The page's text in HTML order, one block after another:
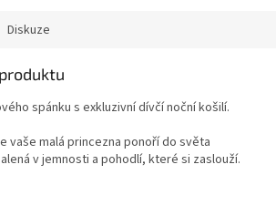
Diskuze
spánku s exkluzivní dívčí noční košilí.
vaše malá princezna ponoří do světa
v jemnosti a pohodlí, které si zaslouží.